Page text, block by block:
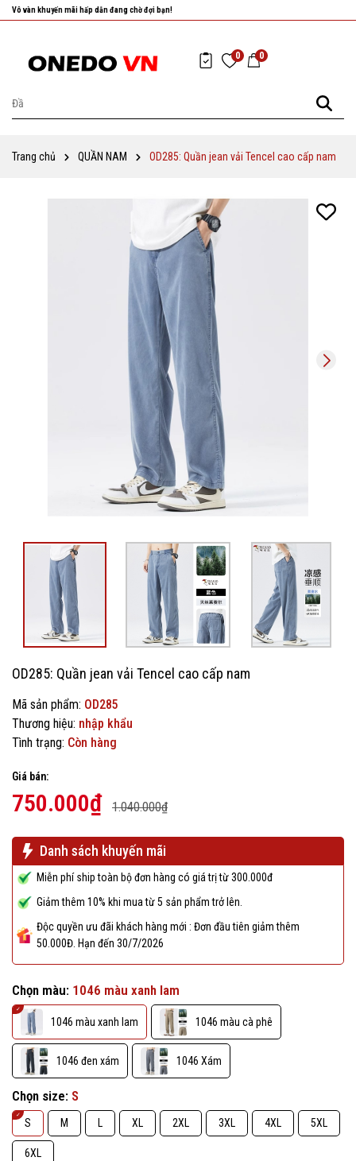
Nhanh tay chọn cho mình những sản phẩm ưng ý nhất!
0 0
Trang chủ QUẦN NAM OD285: Quần jean vải Tencel cao cấp ​​nam
OD285: Quần jean vải Tencel cao cấp ​​nam
Mã sản phẩm: OD285
Thương hiệu: nhập khẩu
Tình trạng: Còn hàng
Giá bán:
750.000₫ 1.040.000₫
Danh sách khuyến mãi
Miễn phí ship toàn bộ đơn hàng có giá trị từ 300.000đ
Giảm thêm 10% khi mua từ 5 sản phẩm trở lên.
Độc quyền ưu đãi khách hàng mới : Đơn đầu tiên giảm thêm
50.000Đ. Hạn đến 30/7/2026
Chọn màu: 1046 màu xanh lam
1046 màu xanh lam 1046 màu cà phê
1046 đen xám 1046 Xám
Chọn size: S
S M L XL 2XL 3XL 4XL 5XL
6XL